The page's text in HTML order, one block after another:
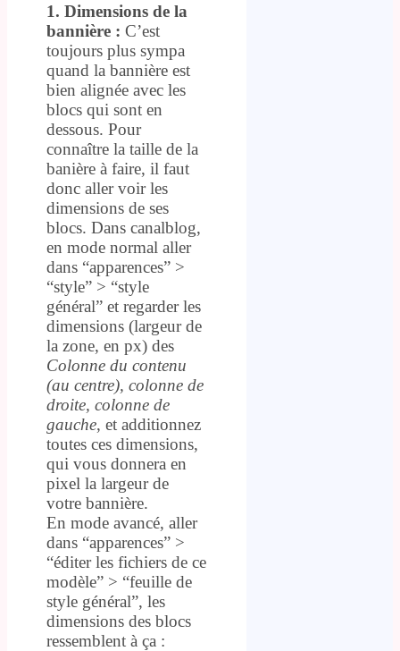
1. Dimensions de la
bannière : C’est
toujours plus sympa
quand la bannière est
bien alignée avec les
blocs qui sont en
dessous. Pour
connaître la taille de la
banière à faire, il faut
donc aller voir les
dimensions de ses
blocs. Dans canalblog,
en mode normal aller
dans “apparences” >
“style” > “style
général” et regarder les
dimensions (largeur de
la zone, en px) des
Colonne du contenu
(au centre), colonne de
droite, colonne de
gauche, et additionnez
toutes ces dimensions,
qui vous donnera en
pixel la largeur de
votre bannière.
En mode avancé, aller
dans “apparences” >
“éditer les fichiers de ce
modèle” > “feuille de
style général”, les
dimensions des blocs
ressemblent à ça :